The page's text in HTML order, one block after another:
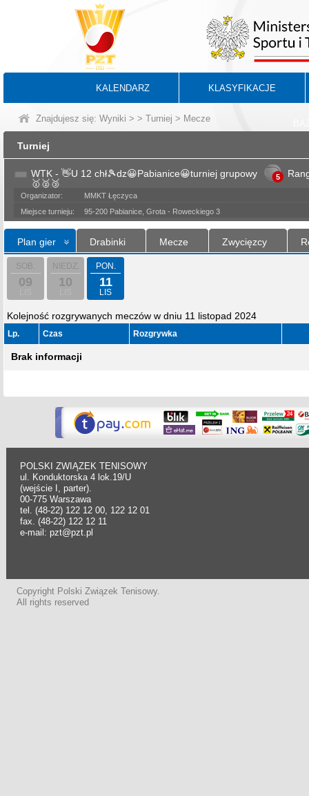
KALENDARZ KLASYFIKACJE
Znajdujesz się: Wyniki > > Turniej > Mecze
Turniej
WTK - 👋U 12 chł🎾dz😀Pabianice😀turniej grupowy
🥇🥈🥉
5
Organizator:
MMKT Łęczyca
Miejsce turnieju:
95-200 Pabianice, Grota - Roweckiego 3
Plan gier Drabinki Mecze Zwycięzcy
SOB.
09
NIEDZ.
10
PON.
11
LIS
Kolejność rozgrywanych meczów w dniu 11 listopad 2024
Lp. Czas Rozgrywka
Brak informacji
POLSKI ZWIĄZEK TENISOWY
ul. Konduktorska 4 lok.19/U
(wejście I, parter).
00-775 Warszawa
tel. (48-22) 122 12 00, 122 12 01
fax. (48-22) 122 12 11
e-mail: pzt@pzt.pl
Copyright Polski Związek Tenisowy.
All rights reserved